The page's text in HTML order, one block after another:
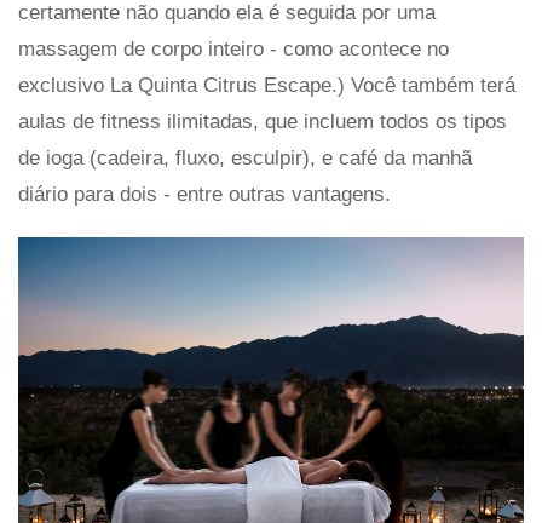
certamente não quando ela é seguida por uma
massagem de corpo inteiro - como acontece no
exclusivo La Quinta Citrus Escape.) Você também terá
aulas de fitness ilimitadas, que incluem todos os tipos
de ioga (cadeira, fluxo, esculpir), e café da manhã
diário para dois - entre outras vantagens.